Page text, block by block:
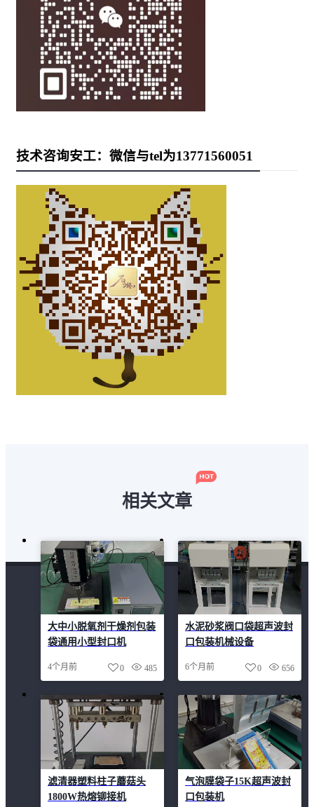
技术咨询安工：微信与tel为13771560051
相关文章
大中小脱氧剂干燥剂包装
袋通用小型封口机
4个月前 485
0
水泥砂浆阀口袋超声波封
口包装机械设备
6个月前 656
0
滤清器塑料柱子蘑菇头
1800W热熔铆接机
气泡膜袋子15K超声波封
口包装机